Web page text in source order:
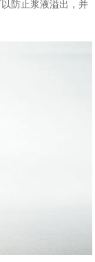
防止浆液溢出，并